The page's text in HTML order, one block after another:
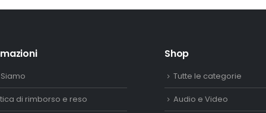
di rimborso e reso
Shop
Tutte le categorie
Audio e Video